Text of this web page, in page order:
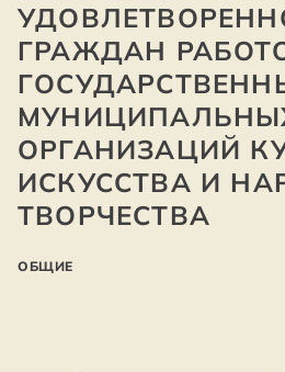
ГРАЖДАН
ОРГАНИЗАЦИЙ
ИСКУССТВА И
ТВОРЧЕСТВА
ОБЩИЕ